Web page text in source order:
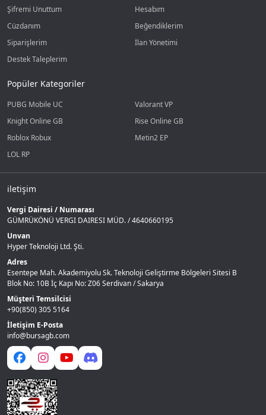
Şifremi Unuttum
Hesabım
Cüzdanım
Beğendiklerim
Siparişlerim
İlan Yönetimi
Destek Taleplerim
Popüler Kategoriler
PUBG Mobile UC
Valorant VP
Knight Online GB
Rise Online GB
Roblox Robux
Metin2 EP
LOL RP
iletişim
Vergi Dairesi / Numarası
GÜMRÜKÖNÜ VERGI DAIRESI MÜD. / 4640660195
Unvan
Hyper Teknoloji Ltd. Şti.
Adres
Esentepe Mah. Akademiyolu Sk. Teknoloji Geliştirme Bölgeleri Sitesi B
Blok No: 10B İç Kapı No: Z06 Serdivan / Sakarya
Müşteri Temsilcisi
+90(850) 305 5164
İletişim E-Posta
info@bursagb.com